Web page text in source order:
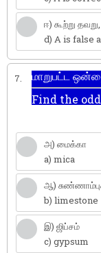
ஈ) கூற்று
d) A is false
7.
மாறுபட்ட
Find the
அ) மைக்கா
a) mica
ஆ)
b) limestone
இ) ஜிப்சம்
c) gypsum